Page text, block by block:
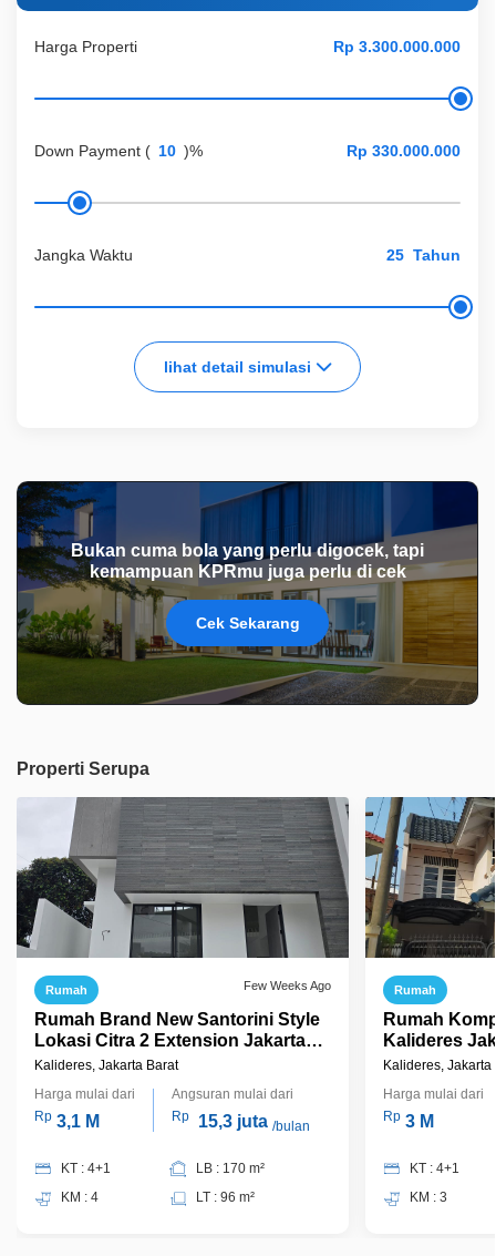
Harga Properti
Down Payment ( )%
Jangka Waktu Tahun
lihat detail simulasi
Bukan cuma bola yang perlu digocek, tapi
kemampuan KPRmu juga perlu di cek
Cek Sekarang
Properti Serupa
Rumah Few Weeks Ago
Rumah Brand New Santorini Style
Lokasi Citra 2 Extension Jakarta
Barat
Kalideres, Jakarta Barat
Harga mulai dari
Rp 3,1 M
Angsuran mulai dari
Rp
15,3 juta /bulan
KT : 4+1
KM : 4
LB : 170 m²
LT : 96 m²
Rumah
Rumah
Kalideres
Kalideres, Jakarta
Harga mulai dari
Rp 3 M
KT : 4+1
KM : 3